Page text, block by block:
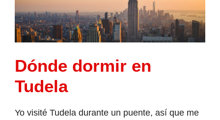
Dónde dormir en
Tudela
Yo visité Tudela durante un puente, así que me